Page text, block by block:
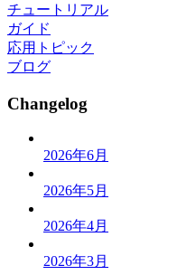
チュートリアル
ガイド
応用トピック
ブログ
Changelog
2026年6月
2026年5月
2026年4月
2026年3月